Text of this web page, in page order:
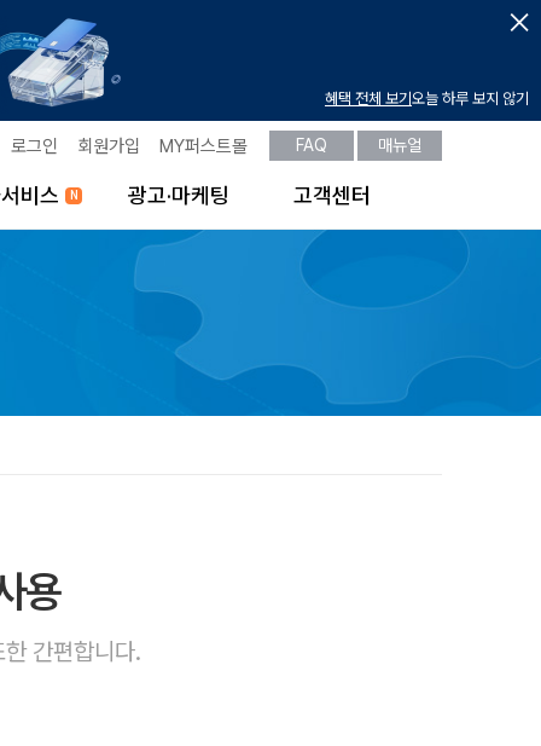
혜택 전체 보기 오늘 하루 보지 않기
로그인 회원가입 MY퍼스트몰 FAQ 매뉴얼
비스 광고·마케팅 고객센터
용
간편합니다.